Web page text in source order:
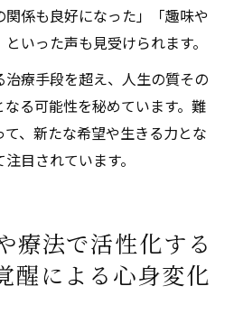
関係も良好になった」「趣味や
いった声も見受けられます。
療手段を超え、人生の質その
る可能性を秘めています。難
、新たな希望や生きる力とな
目されています。
療法で活性化する
醒による心身変化